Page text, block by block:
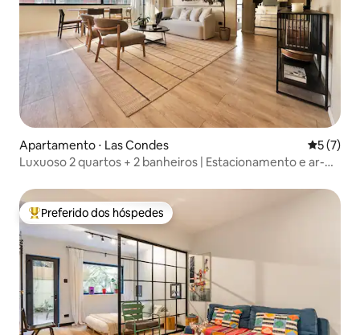
Apartamento ⋅ Las Condes 5 de
5 (7)
Luxuoso 2 quartos + 2 banheiros | Estacionamento e ar-
Entre os melhores preferidos dos hóspedes
Preferido dos hóspedes